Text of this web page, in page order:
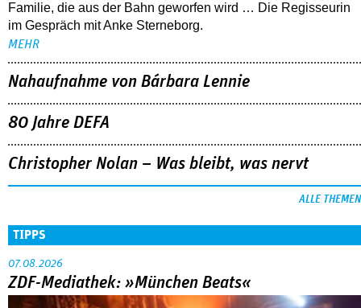
Familie, die aus der Bahn geworfen wird … Die Regisseurin
im Gespräch mit Anke Sterneborg.
MEHR
Nahaufnahme von Bárbara Lennie
80 Jahre DEFA
Christopher Nolan – Was bleibt, was nervt
ALLE THEMEN
TIPPS
07.08.2026
ZDF-Mediathek: »München Beats«